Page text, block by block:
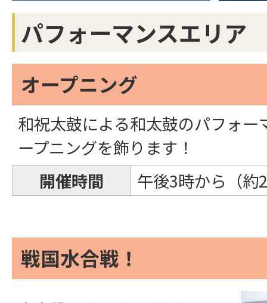
パフォーマンスエリア
オープニング
和祝太鼓による和太鼓のパフォー
ープニングを飾ります！
開催時間
午後3時から（約
戦国水合戦！